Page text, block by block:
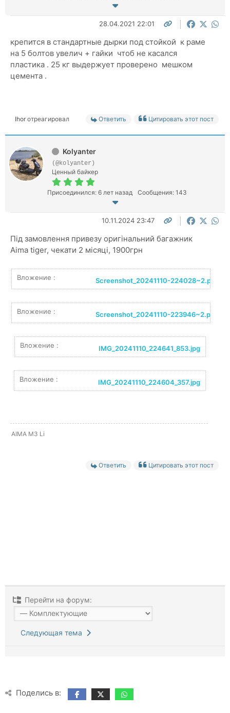
28.04.2021 22:01
крепится в стандартные дырки под стойкой к раме
на 5 болтов увелич + гайки чтоб не касался
пластика . 25 кг выдержует проверено мешком
цемента .
Ihor отреагировал Ответить Цитировать этот пост
Kolyanter
(@kolyanter)
Ценный байкер
Присоединился: 6 лет назад Сообщения: 143
10.11.2024 23:47
Під замовлення привезу оригінальний багажник
Aima tiger, чекати 2 місяці, 1900грн
Вложение : Screenshot_20241110-224028~2.png
Вложение : Screenshot_20241110-223946~2.png
Вложение : IMG_20241110_224641_853.jpg
Вложение : IMG_20241110_224604_357.jpg
AIMA M3 Li
Ответить Цитировать этот пост
Перейти на форум:
Следующая тема
Поделись в: